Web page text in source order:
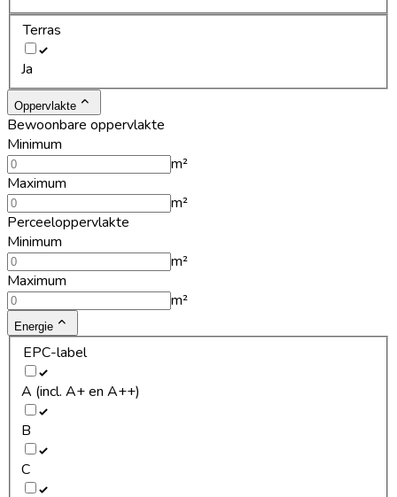
Terras
Ja
Oppervlakte
Bewoonbare oppervlakte
Minimum
m²
Maximum
m²
Perceeloppervlakte
Minimum
m²
Maximum
m²
Energie
EPC-label
A (incl. A+ en A++)
B
C